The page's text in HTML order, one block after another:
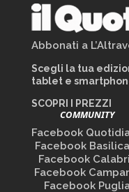
Abbonati a
Scegli la tua
tablet e
SCOPRI I PREZZI
COMMUNITY
Facebook
Facebook
Facebook
Facebook
Facebook